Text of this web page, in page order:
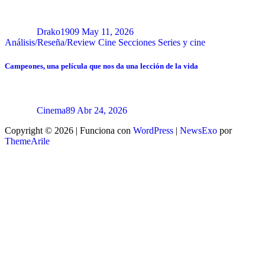
Drako1909 May 11, 2026
Análisis/Reseña/Review Cine Secciones Series y cine
Campeones, una película que nos da una lección de la vida
Cinema89 Abr 24, 2026
Copyright © 2026 | Funciona con WordPress | NewsExo por
ThemeArile